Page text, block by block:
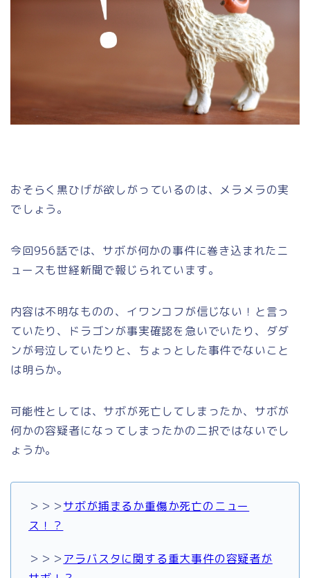
おそらく黒ひげが欲しがっているのは、メラメラの実
でしょう。
今回956話では、サボが何かの事件に巻き込まれたニ
ュースも世経新聞で報じられています。
内容は不明なものの、イワンコフが信じない！と言っ
ていたり、ドラゴンが事実確認を急いでいたり、ダダ
ンが号泣していたりと、ちょっとした事件でないこと
は明らか。
可能性としては、サボが死亡してしまったか、サボが
何かの容疑者になってしまったかの二択ではないでし
ょうか。
＞＞＞サボが捕まるか重傷か死亡のニュー
ス！？
＞＞＞アラバスタに関する重大事件の容疑者が